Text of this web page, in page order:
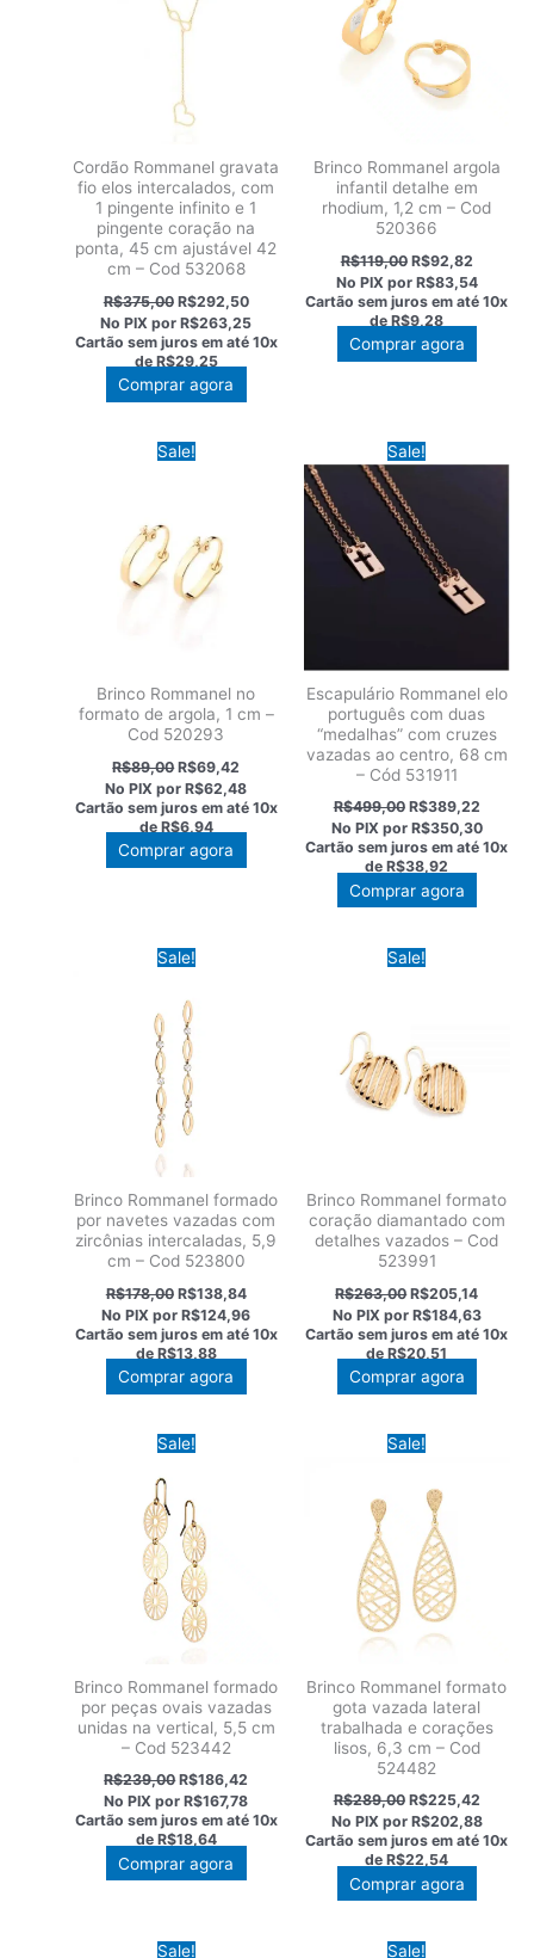
Cordão Rommanel gravata
fio elos intercalados, com
1 pingente infinito e 1
pingente coração na
ponta, 45 cm ajustável 42
cm – Cod 532068
R$375,00 O
preço
original
era:
R$375,00.
R$292,50O
preço
atual
é:
No PIX porR$263,25
Cartão sem juros em até 10x
deR$29,25
Comprar agora
Brinco Rommanel argola
infantil detalhe em
rhodium, 1,2 cm – Cod
520366
R$119,00 O
preço
original
era:
R$119,00.
R$92,82O
preço
atual
é:
No PIX por R$83,54
Cartão sem juros em até10x
de R$9,28
Comprar agora
Sale!
Brinco Rommanel no
formato de argola, 1 cm –
Cod 520293
R$89,00O
preço
original
era:
R$89,00.
R$69,42
preço
atual
é:
R$69,42.
No PIX porR$62,48
Cartão sem juros em até 10x
deR$6,94
Comprar agora
Sale!
Escapulário Rommanel elo
português com duas
“medalhas” com cruzes
vazadas ao centro, 68 cm
– Cód 531911
R$499,00 O
preço
original
era:
R$499,00.
R$389,22O
preço
atual
é:
No PIX por R$350,30
Cartão sem juros em até10x
de R$38,92
Comprar agora
Sale!
Brinco Rommanel formado
por navetes vazadas com
zircônias intercaladas, 5,9
cm – Cod 523800
R$178,00 O
preço
original
era:
R$178,00.
R$138,84O
preço
atual
é:
R$138,84.
No PIX porR$124,96
Cartão sem juros em até 10x
deR$13,88
Comprar agora
Sale!
Brinco Rommanel formato
coração diamantado com
detalhes vazados – Cod
523991
R$263,00O
preço
original
era:
R$263,00.
R$205,14
preço
atual
é:
No PIX por R$184,63
Cartão sem juros em até10x
de R$20,51
Comprar agora
Sale!
Brinco Rommanel formado
por peças ovais vazadas
unidas na vertical, 5,5 cm
– Cod 523442
R$239,00O
preço
original
era:
R$239,00.
R$186,42
atual
é:
R$186,42.
No PIX porR$167,78
Cartão sem juros em até 10x
deR$18,64
Comprar agora
Sale!
Brinco Rommanel formato
gota vazada lateral
trabalhada e corações
lisos, 6,3 cm – Cod
524482
R$289,00 O
preço
original
era:
R$289,00.
R$225,42O
preço
atual
é:
No PIX por R$202,88
Cartão sem juros em até10x
de R$22,54
Comprar agora
Sale! Sale!